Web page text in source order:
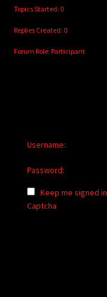
Topics Started: 0
Replies Created: 0
Forum Role: Participant
Username:
Password:
Keep me signed in
Captcha